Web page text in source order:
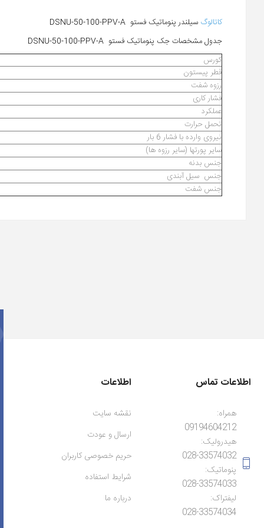
کاتالوگ سیلندر پنوماتیک فستو DSNU-50-100-PPV-A
جدول مشخصات جک پنوماتیک فستو DSNU-50-100-PPV-A
کورس
قطر پیستون
رزوه شفت
فشار کاری
عملکرد
تحمل حرارت
نیروی وارده با فشار 6 بار
سایر پورتها (سایر رزوه ها)
جنس بدنه
جنس سیل آبندی
جنس شفت
اطلاعات تماس
همراه:
09194604212
هیدرولیک:
028-33574032
پنوماتیک:
028-33574033
لیفتراک:
028-33574034
اطلاعات
نقشه سایت
ارسال و عودت
حریم خصوصی کاربران
شرایط استفاده
درباره ما